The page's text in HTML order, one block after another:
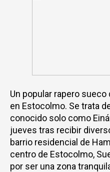
Un popular rapero
en Estocolmo. Se trata
conocido solo como
jueves tras recibir
barrio residencial de
centro de Estocolmo,
por ser una zona